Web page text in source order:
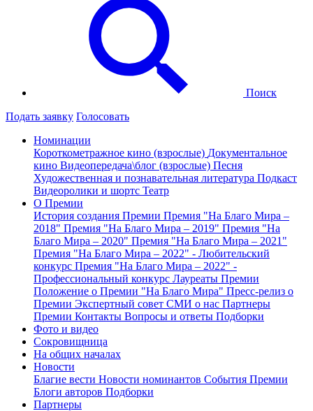
Поиск
Подать заявку Голосовать
Номинации
Короткометражное кино (взрослые) Документальное
кино Видеопередача\блог (взрослые) Песня
Художественная и познавательная литература Подкаст
Видеоролики и шортс Театр
О Премии
История создания Премии Премия "На Благо Мира –
2018" Премия "На Благо Мира – 2019" Премия "На
Благо Мира – 2020" Премия "На Благо Мира – 2021"
Премия "На Благо Мира – 2022" - Любительский
конкурс Премия "На Благо Мира – 2022" -
Профессиональный конкурс Лауреаты Премии
Положение о Премии "На Благо Мира" Пресс-релиз о
Премии Экспертный совет СМИ о нас Партнеры
Премии Контакты Вопросы и ответы Подборки
Фото и видео
Сокровищница
На общих началах
Новости
Благие вести Новости номинантов События Премии
Блоги авторов Подборки
Партнеры